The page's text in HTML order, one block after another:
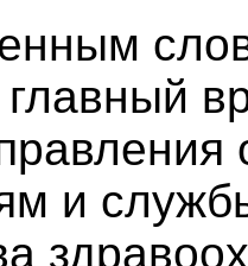
главный
и